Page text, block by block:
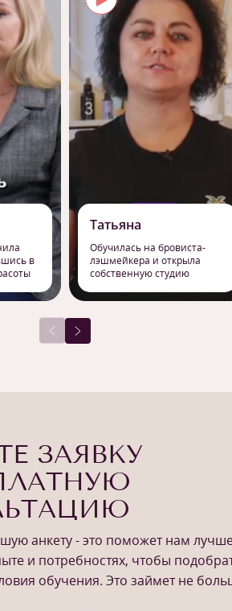
в
Татьяна
Обучилась на бровиста-
лэшмейкера и открыла
собственную студию
ЗАЯВКУ
анкету - это поможет нам
и потребностях, чтобы
обучения. Это займет не